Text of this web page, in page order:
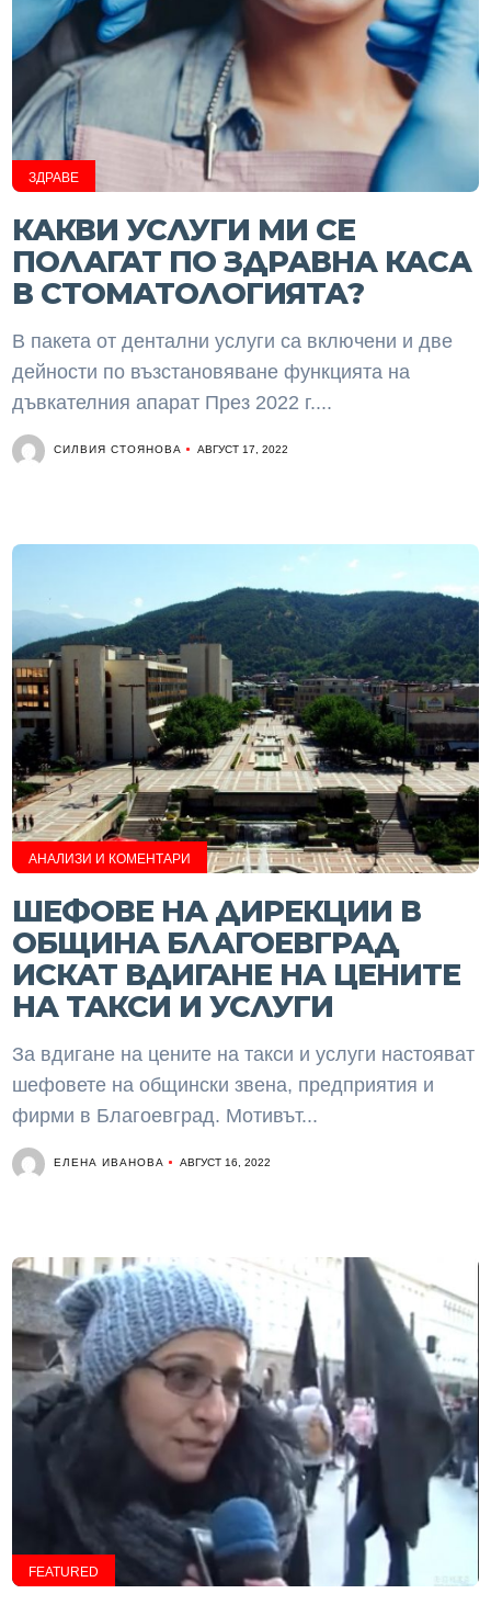
ЗДРАВЕ
КАКВИ УСЛУГИ МИ СЕ
ПОЛАГАТ ПО ЗДРАВНА КАСА
В СТОМАТОЛОГИЯТА?
В пакета от дентални услуги са включени и две
дейности по възстановяване функцията на
дъвкателния апарат През 2022 г....
СИЛВИЯ СТОЯНОВА АВГУСТ 17, 2022
АНАЛИЗИ И КОМЕНТАРИ
ШЕФОВЕ НА ДИРЕКЦИИ В
ОБЩИНА БЛАГОЕВГРАД
ИСКАТ ВДИГАНЕ НА ЦЕНИТЕ
НА ТАКСИ И УСЛУГИ
За вдигане на цените на такси и услуги настояват
шефовете на общински звена, предприятия и
фирми в Благоевград. Мотивът...
ЕЛЕНА ИВАНОВА АВГУСТ 16, 2022
FEATURED